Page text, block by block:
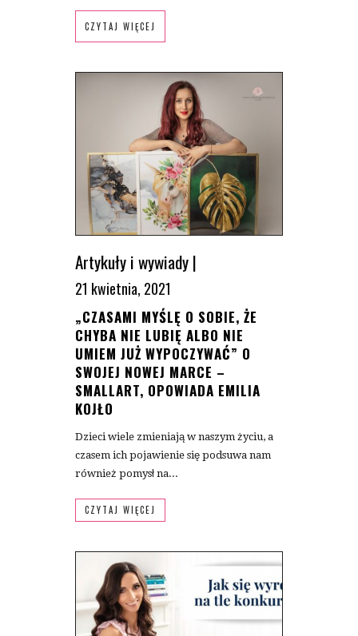
CZYTAJ WIĘCEJ
Artykuły i wywiady|
21 kwietnia, 2021
„CZASAMI MYŚLĘ O SOBIE, ŻE
CHYBA NIE LUBIĘ ALBO NIE
UMIEM JUŻ WYPOCZYWAĆ” O
SWOJEJ NOWEJ MARCE –
SMALLART, OPOWIADA EMILIA
KOJŁO
Dzieci wiele zmieniają w naszym życiu, a
czasem ich pojawienie się podsuwa nam
również pomysł na...
CZYTAJ WIĘCEJ